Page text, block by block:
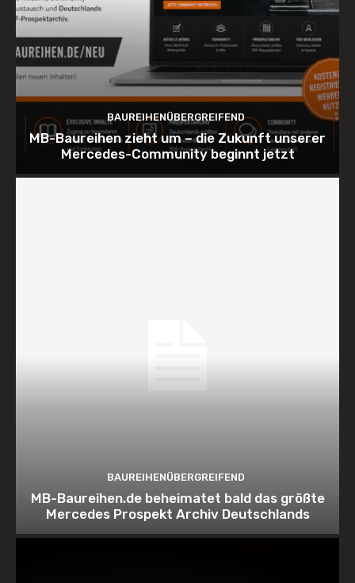
BAUREIHENÜBERGREIFEND
MB-Baureihen zieht um – die Zukunft unserer
Mercedes-Community beginnt jetzt
BAUREIHENÜBERGREIFEND
MB-Baureihen.de beheimatet bald das größte
Mercedes Prospekt Archiv Deutschlands